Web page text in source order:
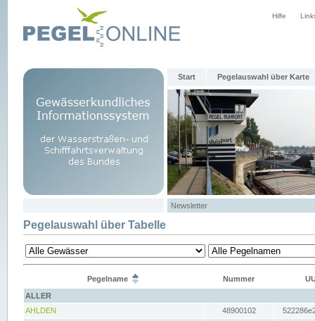
Hilfe
Start Pegelauswahl über Karte
Newsletter
Pegelauswahl über Tabelle
Pegelname Nummer
ALLER
AHLDEN
48900102